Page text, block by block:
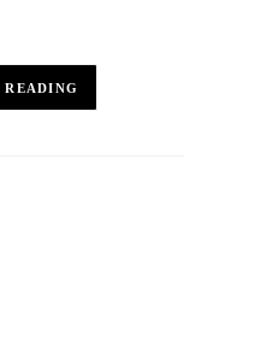
READING